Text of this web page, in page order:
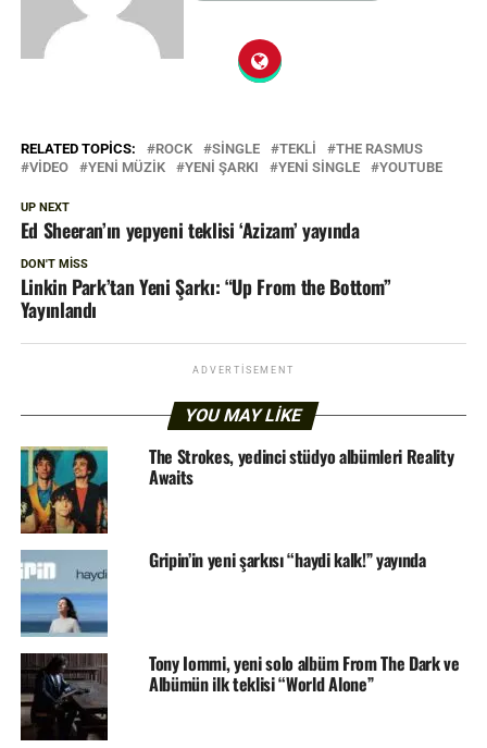
RELATED TOPICS: ROCK SINGLE TEKLI
THE RASMUS
VIDEO
YENI MÜZIK YENI ŞARKI YENI SINGLE YOUTUBE
UP NEXT
Ed Sheeran’ın yepyeni teklisi ‘Azizam’ yayında
DON'T MISS
Linkin Park’tan Yeni Şarkı: “Up From the Bottom”
Yayınlandı
ADVERTISEMENT
YOU MAY LIKE
The Strokes, yedinci stüdyo albümleri Reality
Awaits
Gripin’in yeni şarkısı “haydi kalk!” yayında
Tony Iommi, yeni solo albüm From The Dark ve
Albümün ilk teklisi “World Alone”